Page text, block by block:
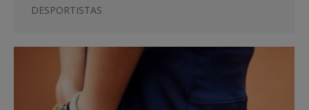
DESPORTISTAS